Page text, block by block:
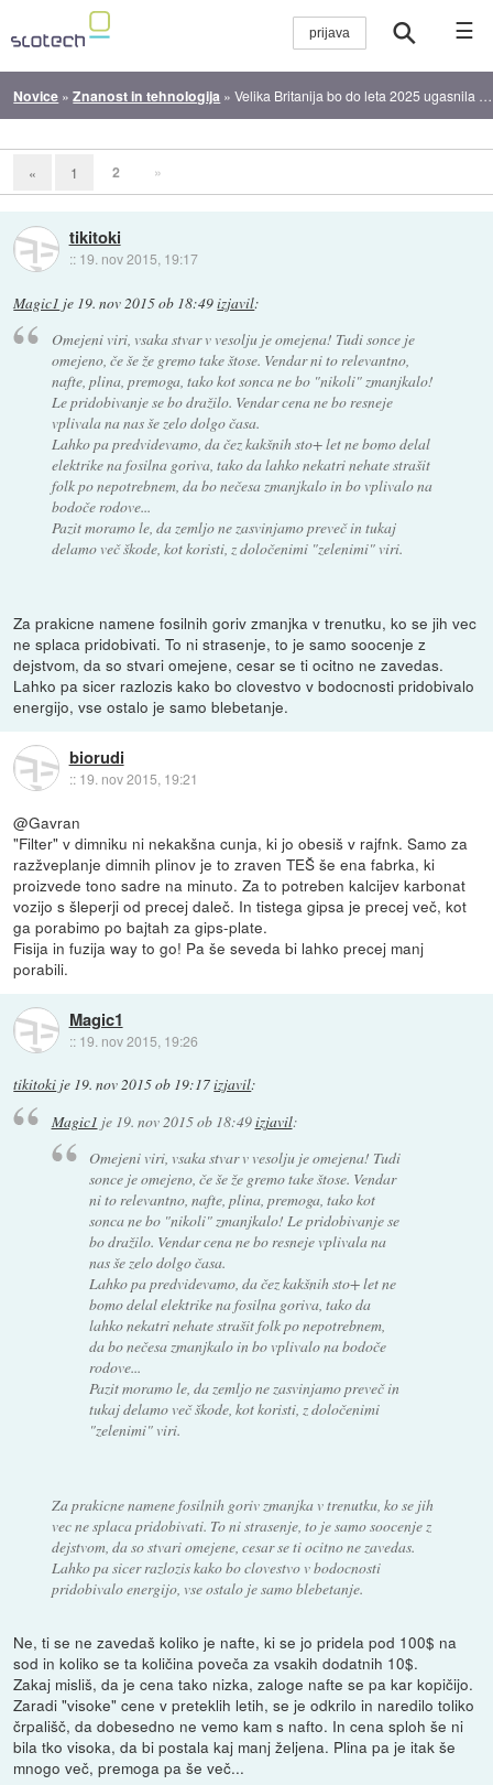
☰
Novice »Znanost in tehnologija »Velika Britanija bo do leta 2025 ugasnila termoelektrarne na premog
« 1 2 »
tikitoki
:: 19. nov 2015, 19:17
Magic1 je 19. nov 2015 ob 18:49izjavil:
Omejeni viri, vsaka stvar v vesolju je omejena! Tudi sonce je
omejeno, če še že gremo take štose. Vendar ni to relevantno,
nafte, plina, premoga, tako kot sonca ne bo "nikoli" zmanjkalo!
Le pridobivanje se bo dražilo. Vendar cena ne bo resneje
vplivala na nas še zelo dolgo časa.
Lahko pa predvidevamo, da čez kakšnih sto+ let ne bomo delal
elektrike na fosilna goriva, tako da lahko nekatri nehate strašit
folk po nepotrebnem, da bo nečesa zmanjkalo in bo vplivalo na
bodoče rodove...
Pazit moramo le, da zemljo ne zasvinjamo preveč in tukaj
delamo več škode, kot koristi, z določenimi "zelenimi" viri.
Za prakicne namene fosilnih goriv zmanjka v trenutku, ko se jih vec
ne splaca pridobivati. To ni strasenje, to je samo soocenje z
dejstvom, da so stvari omejene, cesar se ti ocitno ne zavedas.
Lahko pa sicer razlozis kako bo clovestvo v bodocnosti pridobivalo
energijo, vse ostalo je samo blebetanje.
biorudi
:: 19. nov 2015, 19:21
@Gavran
"Filter" v dimniku ni nekakšna cunja, ki jo obesiš v rajfnk. Samo za
razžveplanje dimnih plinov je to zraven TEŠ še ena fabrka, ki
proizvede tono sadre na minuto. Za to potreben kalcijev karbonat
vozijo s šleperji od precej daleč. In tistega gipsa je precej več, kot
ga porabimo po bajtah za gips-plate.
Fisija in fuzija way to go! Pa še seveda bi lahko precej manj
porabili.
Magic1
:: 19. nov 2015, 19:26
tikitoki je 19. nov 2015 ob 19:17izjavil:
Magic1 je 19. nov 2015 ob 18:49izjavil:
Omejeni viri, vsaka stvar v vesolju je omejena! Tudi
sonce je omejeno, če še že gremo take štose. Vendar
ni to relevantno, nafte, plina, premoga, tako kot
sonca ne bo "nikoli" zmanjkalo! Le pridobivanje se
bo dražilo. Vendar cena ne bo resneje vplivala na
nas še zelo dolgo časa.
Lahko pa predvidevamo, da čez kakšnih sto+ let ne
bomo delal elektrike na fosilna goriva, tako da
lahko nekatri nehate strašit folk po nepotrebnem,
da bo nečesa zmanjkalo in bo vplivalo na bodoče
rodove...
Pazit moramo le, da zemljo ne zasvinjamo preveč in
tukaj delamo več škode, kot koristi, z določenimi
"zelenimi" viri.
Za prakicne namene fosilnih goriv zmanjka v trenutku, ko se jih
vec ne splaca pridobivati. To ni strasenje, to je samo soocenje z
dejstvom, da so stvari omejene, cesar se ti ocitno ne zavedas.
Lahko pa sicer razlozis kako bo clovestvo v bodocnosti
pridobivalo energijo, vse ostalo je samo blebetanje.
Ne, ti se ne zavedaš koliko je nafte, ki se jo pridela pod 100$ na
sod in koliko se ta količina poveča za vsakih dodatnih 10$.
Zakaj misliš, da je cena tako nizka, zaloge nafte se pa kar kopičijo.
Zaradi "visoke" cene v preteklih letih, se je odkrilo in naredilo toliko
črpališč, da dobesedno ne vemo kam s nafto. In cena sploh še ni
bila tko visoka, da bi postala kaj manj željena. Plina pa je itak še
mnogo več, premoga pa še več...